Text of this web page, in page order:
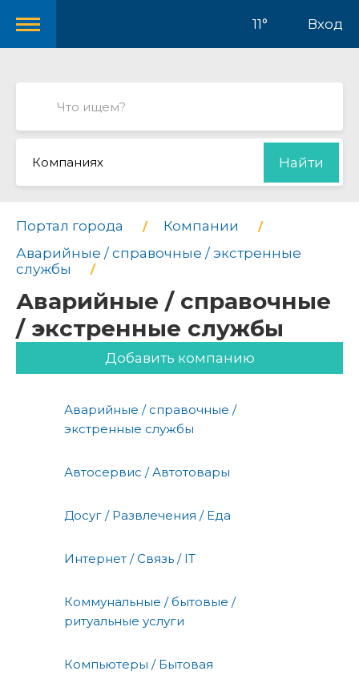
11° Вход
Компаниях Найти
Портал города
Компании
Аварийные / справочные / экстренные
службы
Аварийные / справочные
/ экстренные службы
Добавить компанию
Аварийные / справочные /
экстренные службы
Автосервис / Автотовары
Досуг / Развлечения / Еда
Интернет / Связь / IT
Коммунальные / бытовые /
ритуальные услуги
Компьютеры / Бытовая